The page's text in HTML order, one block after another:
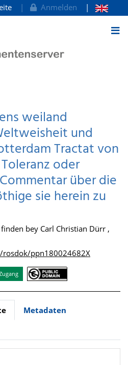
Anmelden
weiland
und
Tractat von
oder
über die
sie herein zu
bey Carl Christian Dürr ,
ppn180024682X
Metadaten